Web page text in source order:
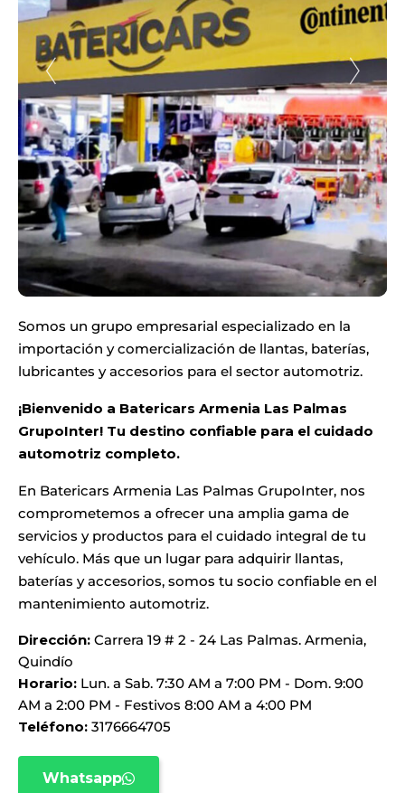
Somos un grupo empresarial especializado en la
importación y comercialización de llantas, baterías,
lubricantes y accesorios para el sector automotriz.
¡Bienvenido a Batericars Armenia Las Palmas
GrupoInter! Tu destino confiable para el cuidado
automotriz completo.
En Batericars Armenia Las Palmas GrupoInter, nos
comprometemos a ofrecer una amplia gama de
servicios y productos para el cuidado integral de tu
vehículo. Más que un lugar para adquirir llantas,
baterías y accesorios, somos tu socio confiable en el
mantenimiento automotriz.
Dirección: Carrera 19 # 2 - 24 Las Palmas. Armenia,
Quindío
Horario: Lun. a Sab. 7:30 AM a 7:00 PM - Dom. 9:00
AM a 2:00 PM - Festivos 8:00 AM a 4:00 PM
Teléfono: 3176664705
Whatsapp